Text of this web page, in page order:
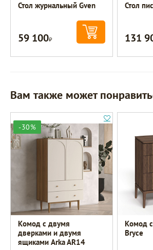
Стол журнальный Gven
59 100Р
Стол
131
Вам также может
-30%
Комод с двумя
дверками и двумя
ящиками Arka AR14
Комод
Bryce